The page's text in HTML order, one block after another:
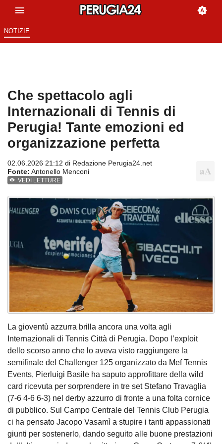
NOTIZIE
Che spettacolo agli
Internazionali di Tennis di
Perugia! Tante emozioni ed
organizzazione perfetta
02.06.2026 21:12 di Redazione Perugia24.net
Fonte: Antonello Menconi
VEDI LETTURE
La gioventù azzurra brilla ancora una volta agli
Internazionali di Tennis Città di Perugia. Dopo l’exploit
dello scorso anno che lo aveva visto raggiungere la
semifinale del Challenger 125 organizzato da Mef Tennis
Events, Pierluigi Basile ha saputo approfittare della wild
card ricevuta per sorprendere in tre set Stefano Travaglia
(7-6 4-6 6-3) nel derby azzurro di fronte a una folta cornice
di pubblico. Sul Campo Centrale del Tennis Club Perugia
ci ha pensato Jacopo Vasamì a stupire i tanti appassionati
giunti per sostenerlo, dando seguito alle buone prestazioni